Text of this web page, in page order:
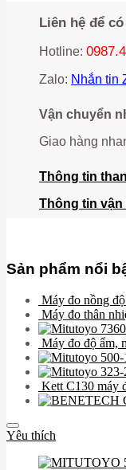
Liên hệ để
Hotline:
Zalo: Nhắn tin
Vận chuyển
Giao hàng
Thông tin
Thông tin vận
Sản phẩm nổi
Máy đo nồng
Máy đo thân
Máy đo độ ẩm,
Kett C130 máy
Yêu thích